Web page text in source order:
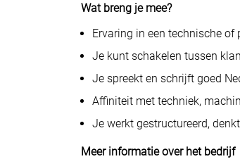
Wat breng je mee?
Ervaring in een technische
Je kunt schakelen tussen
Je spreekt en schrijft goed
Affiniteit met techniek,
Je werkt gestructureerd,
Meer informatie over het bedrijf